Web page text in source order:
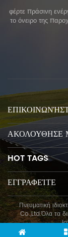
πλωτήρα και
επιτρέπει τη
σειράς στην ίδια
όψη και αυξάνει
της ηλιακής
μπορεί να
και
φέρτε πράσινη
το όνειρο της
ΑΚΟΛΟΥΘΗΣΕ
HOT TAGS
ΕΓΓΡΑΦΕΊΤΕ
Πνευματική
Co.,Ltd.Όλα τα